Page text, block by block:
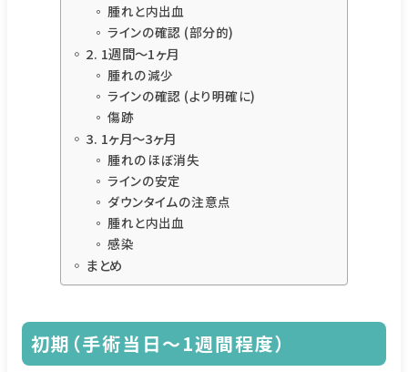
腫れと内出血
ラインの確認 (部分的)
2. 1週間〜1ヶ月
腫れの減少
ラインの確認 (より明確に)
傷跡
3. 1ヶ月〜3ヶ月
腫れのほぼ消失
ラインの安定
ダウンタイムの注意点
腫れと内出血
感染
まとめ
初期（手術当日〜1週間程度）